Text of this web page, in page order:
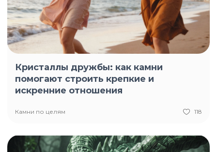
Кристаллы дружбы: как камни
помогают строить крепкие и
искренние отношения
Камни по целям 118